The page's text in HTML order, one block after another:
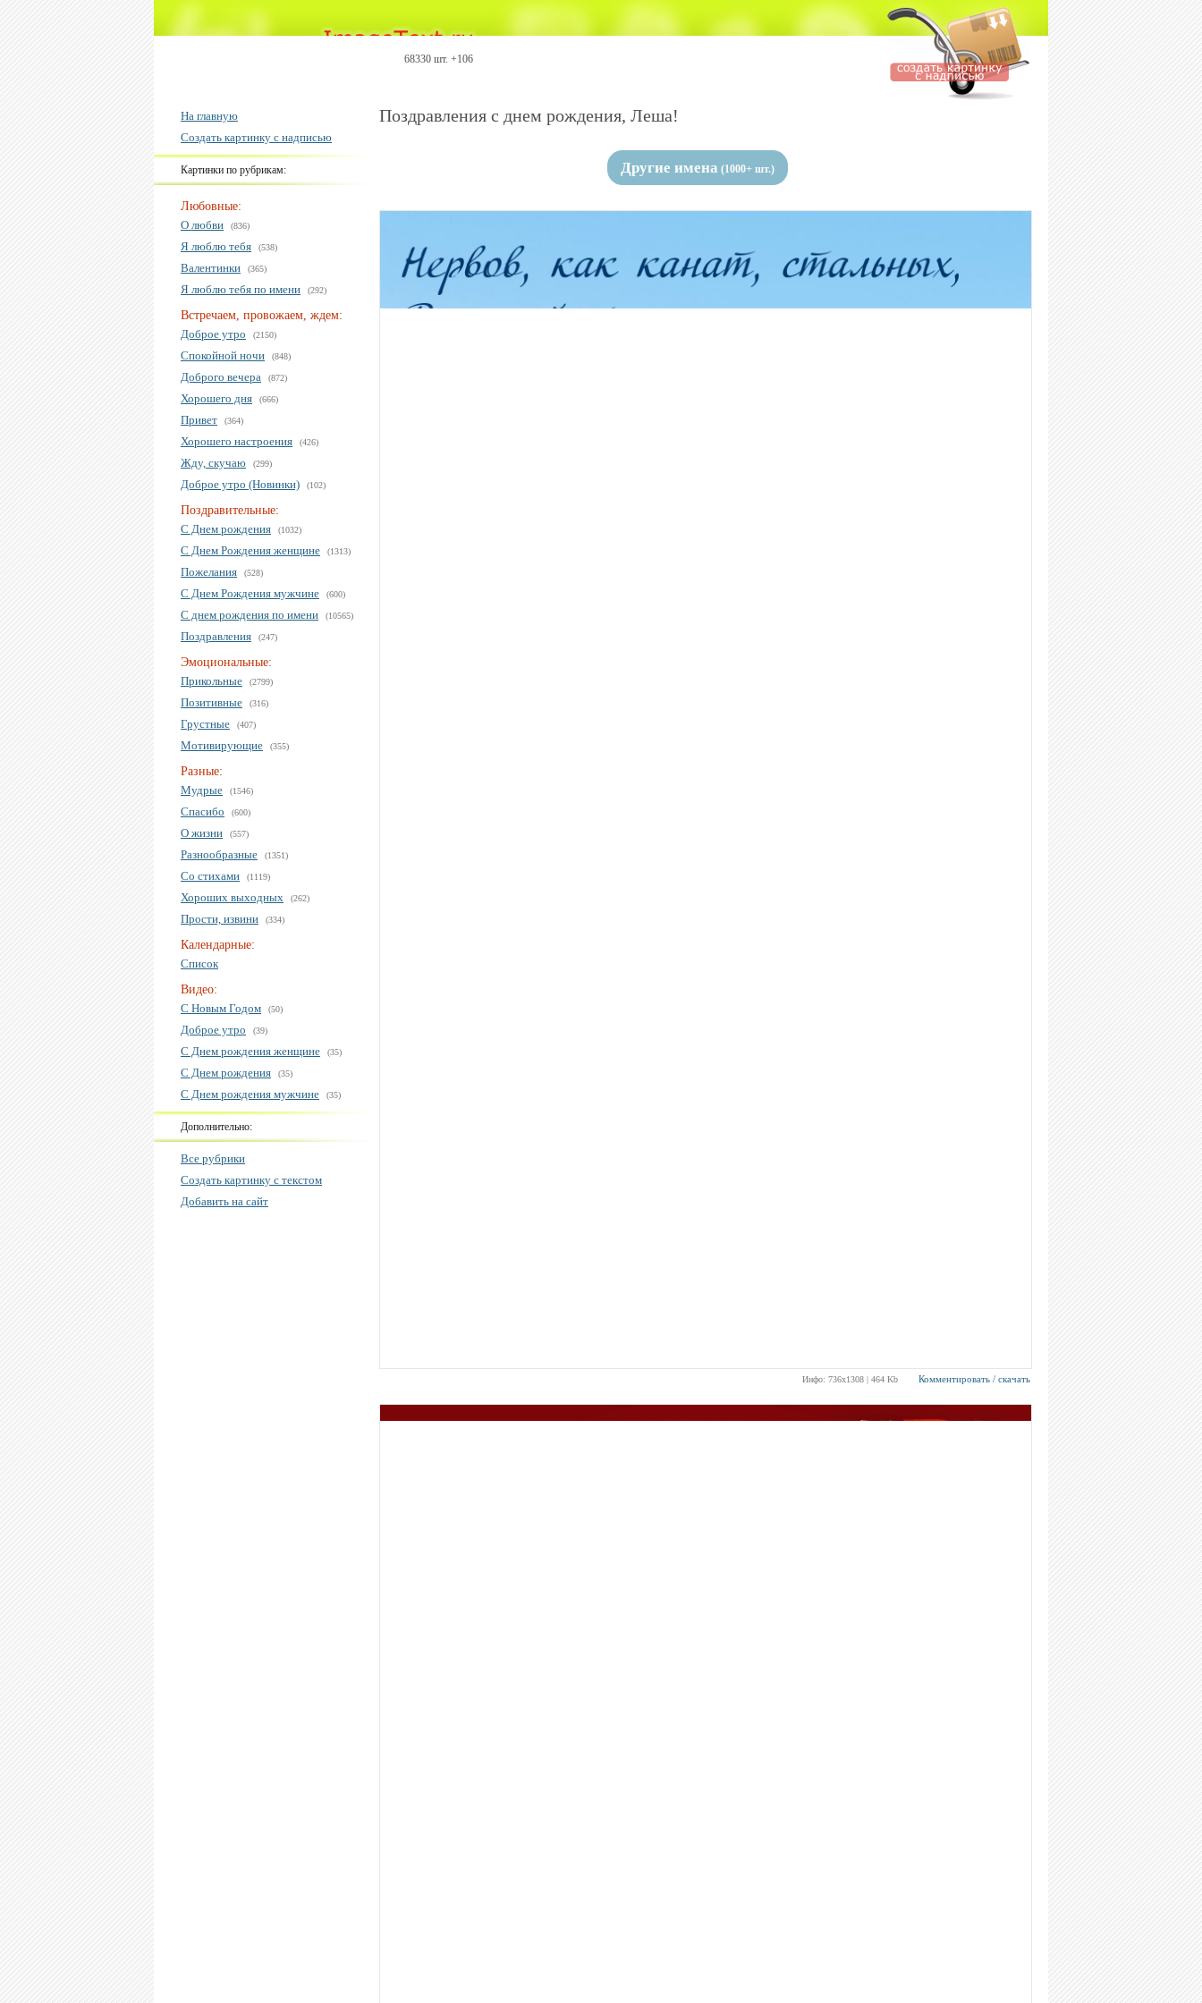
68330 шт. +106
На главную
Создать картинку с надписью
Картинки по рубрикам:
Любовные:
О любви
(836)
Я люблю тебя (538)
Валентинки (365)
Я люблю тебя по имени (292)
Встречаем, провожаем, ждем:
Доброе утро
(2150)
Спокойной ночи (848)
Доброго вечера (872)
Хорошего дня (666)
Привет (364)
Хорошего настроения (426)
Жду, скучаю (299)
Доброе утро (Новинки) (102)
Поздравительные:
С Днем рождения
(1032)
С Днем Рождения женщине (1313)
Пожелания (528)
С Днем Рождения мужчине (600)
С днем рождения по имени (10565)
Поздравления (247)
Эмоциональные:
Прикольные
(2799)
Позитивные (316)
Грустные (407)
Мотивирующие (355)
Разные:
Мудрые
(1546)
Спасибо (600)
О жизни (557)
Разнообразные (1351)
Со стихами (1119)
Хороших выходных (262)
Прости, извини (334)
Календарные:
Список
Видео:
С Новым Годом
(50)
Доброе утро (39)
С Днем рождения женщине (35)
С Днем рождения (35)
С Днем рождения мужчине (35)
Дополнительно:
Все рубрики
Создать картинку с текстом
Добавить на сайт
Поздравления с днем рождения, Леша!
Другие имена (1000+ шт.)
Инфо: 736х1308 | 464 Kb Комментировать / скачать